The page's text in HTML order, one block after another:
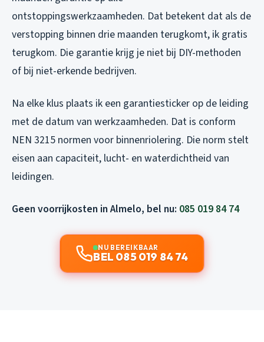
ontstoppingswerkzaamheden. Dat betekent dat als de
verstopping binnen drie maanden terugkomt, ik gratis
terugkom. Die garantie krijg je niet bij DIY-methoden
of bij niet-erkende bedrijven.
Na elke klus plaats ik een garantiesticker op de leiding
met de datum van werkzaamheden. Dat is conform
NEN 3215 normen voor binnenriolering. Die norm stelt
eisen aan capaciteit, lucht- en waterdichtheid van
leidingen.
Geen voorrijkosten in Almelo, bel nu: 085 019 84 74
NU BEREIKBAAR
BEL 085 019 84 74